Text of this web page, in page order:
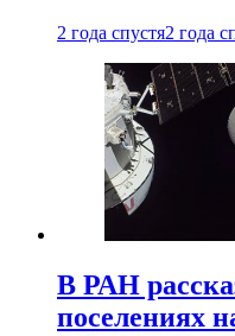
2 года спустя2 года
В РАН
поселениях